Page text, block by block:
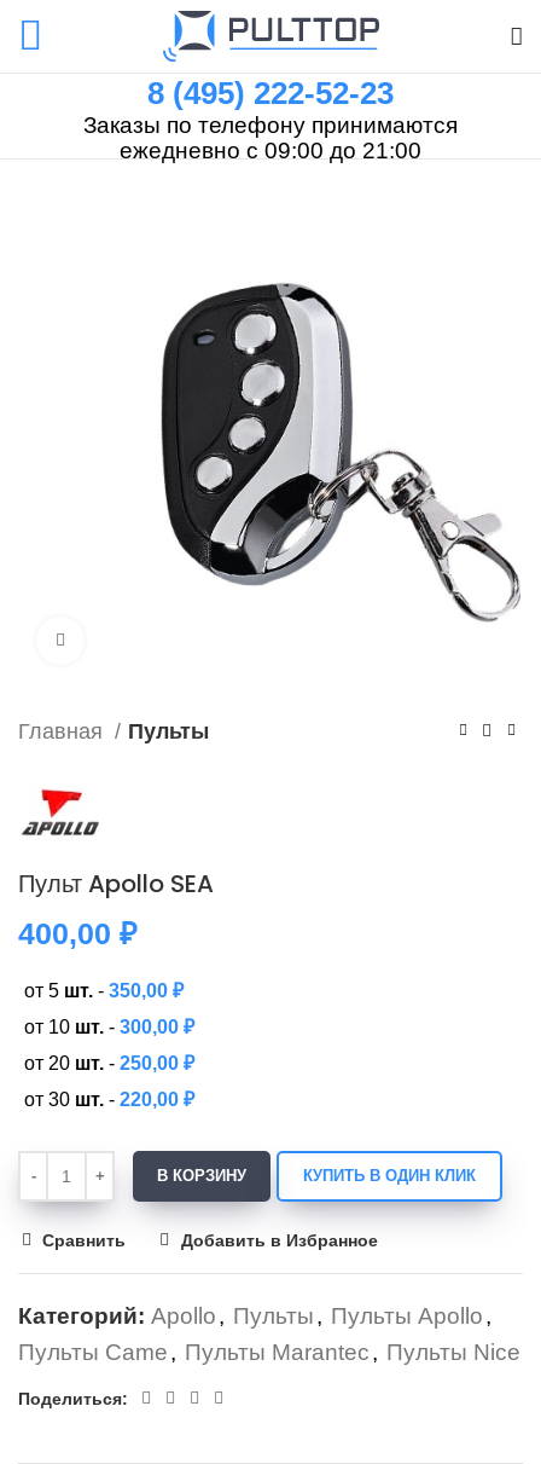
8 (495) 222-52-23
Заказы по телефону принимаются
ежедневно с 09:00 до 21:00
Главная Пульты
Пульт Apollo SEA
400,00 ₽
от 5 шт. - 350,00 ₽
от 10 шт. - 300,00 ₽
от 20 шт. - 250,00 ₽
от 30 шт. - 220,00 ₽
В КОРЗИНУ КУПИТЬ В ОДИН КЛИК
Сравнить Добавить в Избранное
Категорий: Apollo, Пульты, Пульты Apollo,
Пульты Came, Пульты Marantec, Пульты Nice
Поделиться: